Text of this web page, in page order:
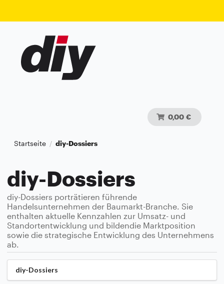
0,00 €
Startseite / diy-Dossiers
diy-Dossiers
diy-Dossiers porträtieren führende
Handelsunternehmen der Baumarkt-Branche. Sie
enthalten aktuelle Kennzahlen zur Umsatz- und
Standortentwicklung und bildendie Marktposition
sowie die strategische Entwicklung des Unternehmens
ab.
diy-Dossiers